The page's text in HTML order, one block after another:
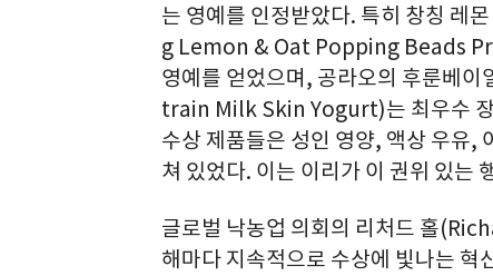
는 영예를 인정받았다. 특히 창칭 레
g Lemon & Oat Popping Beads
영예를 얻었으며, 공라오의 후룬베
train Milk Skin Yogurt)는 최우수
수상 제품들은 성인 영양, 액상 우유,
쳐 있었다. 이는 이리가 이 권위 있는
글로벌 낙농업 의회의 리처드 홀
해마다 지속적으로 수상에 빛나는 혁